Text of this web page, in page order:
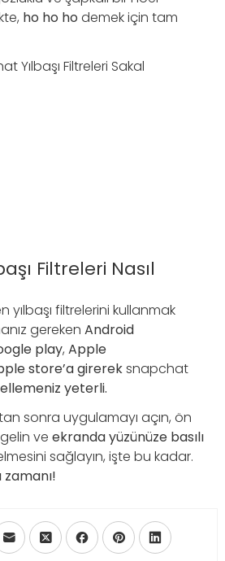
ho ho ho demek için tam
Filtreleri Nasıl
filtrelerini kullanmak
gereken Android
play, Apple
store’a girereksnapchat
yeterli.
sonra uygulamayı açın, ön
ve ekranda yüzünüze basılı
sağlayın, işte bu kadar.